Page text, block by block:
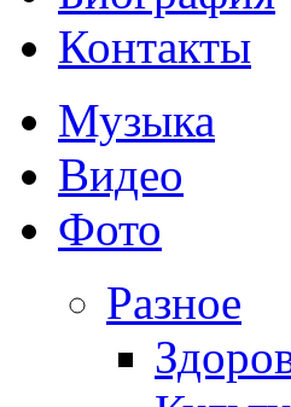
Контакты
Музыка
Видео
Фото
Разное